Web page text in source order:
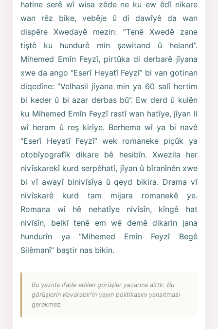
hatine serê wî wisa zêde ne ku ew êdî nikare
wan rêz bike, vebêje û di dawîyê da wan
dispêre Xwedayê mezin: ”Tenê Xwedê zane
tiştê ku hundurê min şewitand û heland”.
Mihemed Emîn Feyzî, pirtûka di derbarê jîyana
xwe da ango “Eserî Heyatî Feyzî” bi van gotinan
diqedîne: ”Velhasil jîyana min ya 60 salî hertim
bi keder û bi azar derbas bû”. Ew derd û kulên
ku Mihemed Emîn Feyzî rastî wan hatîye, jîyan li
wî heram û reş kirîye. Berhema wî ya bi navê
“Eserî Heyatî Feyzî” wek romaneke piçûk ya
otobîyografîk dikare bê hesibîn. Xwezila her
nivîskarekî kurd serpêhatî, jîyan û bîranînên xwe
bi vî awayî binivîsîya û qeyd bikira. Drama vî
nivîskarê kurd tam mijara romanekê ye.
Romana wî hê nehatîye nivîsîn, kîngê hat
nivîsîn, belkî tenê em wê demê dikarin jana
hundurîn ya “Mihemed Emîn Feyzî Begê
Silêmanî” baştir nas bikin.
Bu yazıda ifade edilen görüşler yazarına aittir. Bu
görüşlerin Kovarabir'in yayın politikasını yansıtması
gerekmez.